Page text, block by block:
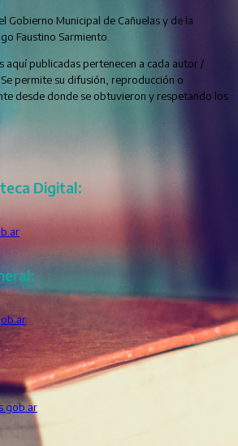
Gobierno Municipal de Cañuelas y de la
Faustino Sarmiento.
aquí publicadas pertenecen a cada autor /
permite su difusión, reproducción o
desde donde se obtuvieron y respetando los
Digital: